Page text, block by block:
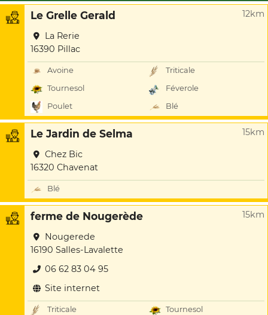
Le Grelle Gerald 12km
La Rerie
16390 Pillac
Avoine
Triticale
Tournesol
Féverole
Poulet
Blé
Le Jardin de Selma 15km
Chez Bic
16320 Chavenat
Blé
ferme de Nougerède 15km
Nougerede
16190 Salles-Lavalette
06 62 83 04 95
Site internet
Triticale
Tournesol